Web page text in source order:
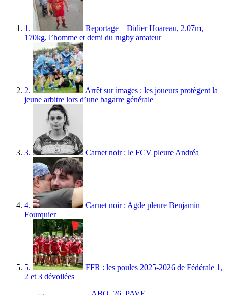
1.
Reportage – Didier Hoareau, 2.07m,
170kg, l’homme et demi du rugby amateur
2.
Arrêt sur images : les joueurs protègent la
jeune arbitre lors d’une bagarre générale
3. Carnet noir : le FCV pleure Andréa
4.
Carnet noir : Agde pleure Benjamin
Fourquier
5.
FFR : les poules 2025-2026 de Fédérale 1,
2 et 3 dévoilées